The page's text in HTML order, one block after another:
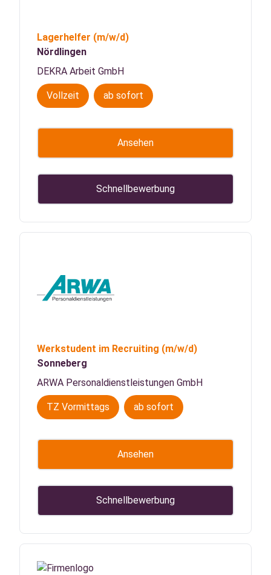
Lagerhelfer (m/w/d)
Nördlingen
DEKRA Arbeit GmbH
Vollzeit ab sofort
Ansehen
Schnellbewerbung
Werkstudent im Recruiting (m/w/d)
Sonneberg
ARWA Personaldienstleistungen GmbH
TZ Vormittags ab sofort
Ansehen
Schnellbewerbung